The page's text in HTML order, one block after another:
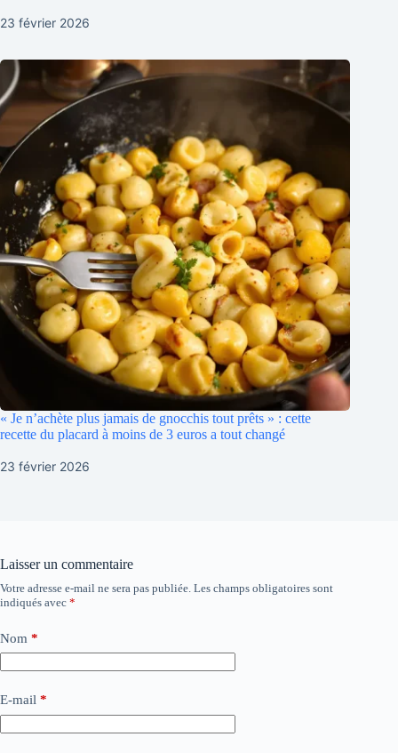
23 février 2026
« Je n’achète plus jamais de gnocchis tout prêts » : cette
recette du placard à moins de 3 euros a tout changé
23 février 2026
Laisser un commentaire
Votre adresse e-mail ne sera pas publiée. Les champs obligatoires sont
indiqués avec *
Nom *
E-mail *